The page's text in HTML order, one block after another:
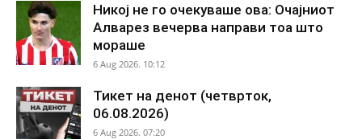
Никој не го очекуваше ова: Очајниот
Алварез вечерва направи тоа што
мораше
6 Aug 2026. 10:12
Тикет на денот (четврток,
06.08.2026)
6 Aug 2026. 07:20